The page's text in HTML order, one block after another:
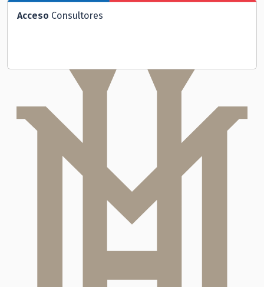
Acceso Consultores